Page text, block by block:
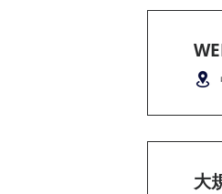
大